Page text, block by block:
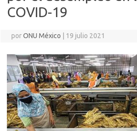
COVID-19
porONU México 19 julio 2021